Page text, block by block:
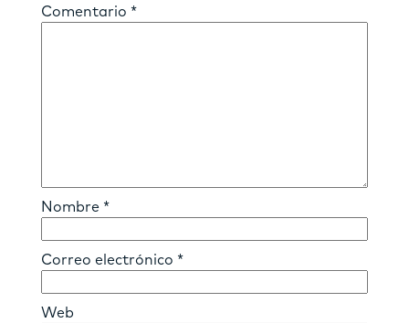
Comentario *
Nombre *
Correo electrónico *
Web